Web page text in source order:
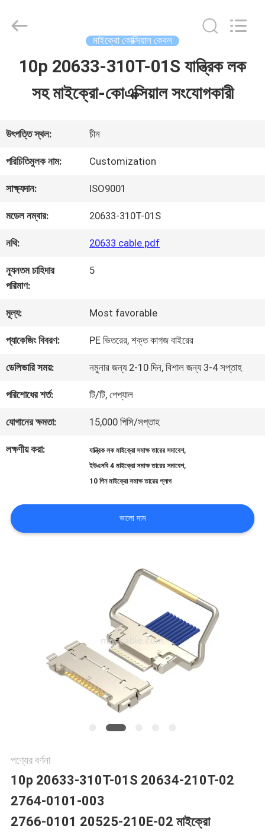
বাড়ি
ভিডিও
আমাদের
সম্বন্ধে
কারখানা
গুণমান
নিয়ন্ত্রণ
সাথে
খবর
গোপনীয়তা
নীতি
Media
মাইক্রো কোক্সিয়াল কেবল
10p 20633-310T-01S যান্ত্রিক লক
সহ মাইক্রো-কোএক্সিয়াল সংযোগকারী
উৎপত্তি স্থল: চীন
পরিচিতিমুলক নাম: Customization
সাক্ষ্যদান: ISO9001
মডেল নম্বার: 20633-310T-01S
নথি: 20633 cable.pdf
ন্যূনতম চাহিদার
পরিমাণ:
5
মূল্য: Most favorable
প্যাকেজিং বিবরণ: PE ভিতরের, শক্ত কাগজ বাইরের
ডেলিভারি সময়: নমুনার জন্য 2-10 দিন, বিশাল জন্য 3-4 সপ্তাহ
পরিশোধের শর্ত: টি/টি, পেপ্যাল
যোগানের ক্ষমতা: 15,000 পিসি/সপ্তাহ
লক্ষণীয় করা: যান্ত্রিক লক মাইক্রো সমাক্ষ তারের সমাবেশ,
ইউএসবি 4 মাইক্রো সমাক্ষ তারের সমাবেশ,
10 পিন মাইক্রো সমাক্ষ তারের প্লাগ
ভালো দাম
পণ্যের বর্ণনা
10p 20633-310T-01S 20634-210T-02
2764-0101-003
2766-0101 20525-210E-02 মাইক্রো